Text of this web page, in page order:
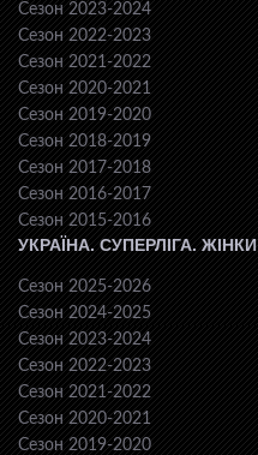
Сезон 2023-2024
Сезон 2022-2023
Сезон 2021-2022
Сезон 2020-2021
Сезон 2019-2020
Сезон 2018-2019
Сезон 2017-2018
Сезон 2016-2017
Сезон 2015-2016
УКРАЇНА. СУПЕРЛІГА. ЖІНКИ
Сезон 2025-2026
Сезон 2024-2025
Сезон 2023-2024
Сезон 2022-2023
Сезон 2021-2022
Сезон 2020-2021
Сезон 2019-2020